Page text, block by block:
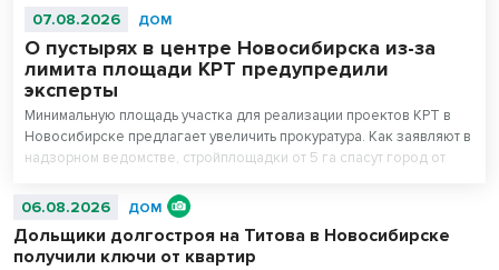
07.08.2026 ДОМ
О пустырях в центре Новосибирска из-за
лимита площади КРТ предупредили
эксперты
Минимальную площадь участка для реализации проектов КРТ в
Новосибирске предлагает увеличить прокуратура. Как заявляют в
надзорном ведомстве, стройплощадки от 5 га спасут город от
планка минимальной площади может привести к деградации
старых промзон и ветхой застройки в центре Новосибирска.
06.08.2026 ДОМ
Дольщики долгостроя на Титова в Новосибирске
получили ключи от квартир